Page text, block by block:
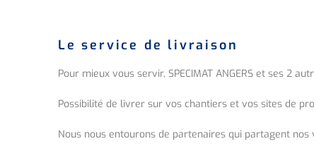
Le service de livraison
Pour mieux vous servir, SPECIMAT ANGERS et ses 2
Possibilité de livrer sur vos chantiers et vos sites de
Nous nous entourons de partenaires qui partagent